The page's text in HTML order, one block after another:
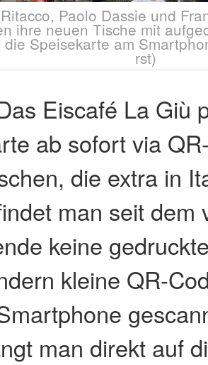
Paolo Dassie und
ihre neuen Tische mit
Speisekarte am
rst)
Eiscafé La Giù
ab sofort via
die extra in
man seit dem
keine
kleine QR-
man direkt auf